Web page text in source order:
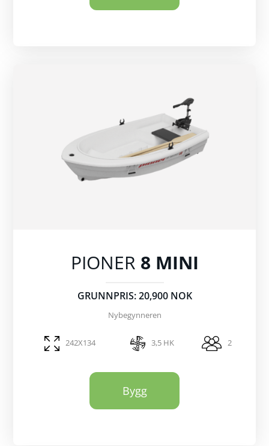
PIONER 8 MINI
GRUNNPRIS: 20,900 NOK
Nybegynneren
242X134 3,5 HK 2
Bygg